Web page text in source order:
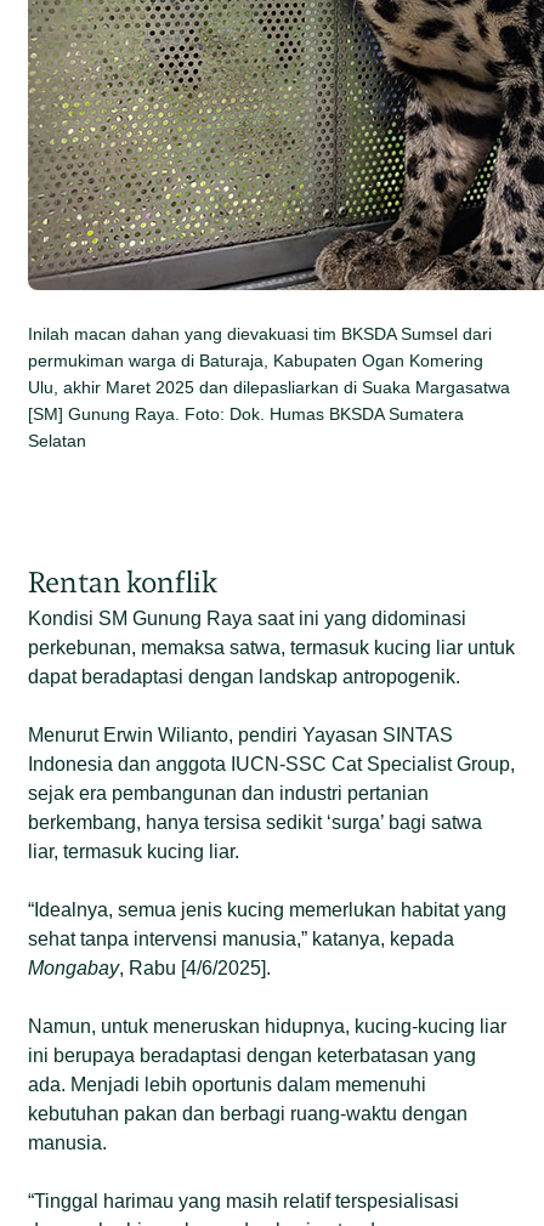
Inilah macan dahan yang dievakuasi tim BKSDA Sumsel dari
permukiman warga di Baturaja, Kabupaten Ogan Komering
Ulu, akhir Maret 2025 dan dilepasliarkan di Suaka Margasatwa
[SM] Gunung Raya. Foto: Dok. Humas BKSDA Sumatera
Selatan
Rentan konflik
Kondisi SM Gunung Raya saat ini yang didominasi
perkebunan, memaksa satwa, termasuk kucing liar untuk
dapat beradaptasi dengan landskap antropogenik.
Menurut Erwin Wilianto, pendiri Yayasan SINTAS
Indonesia dan anggota IUCN-SSC Cat Specialist Group,
sejak era pembangunan dan industri pertanian
berkembang, hanya tersisa sedikit ‘surga’ bagi satwa
liar, termasuk kucing liar.
“Idealnya, semua jenis kucing memerlukan habitat yang
sehat tanpa intervensi manusia,” katanya, kepada
Mongabay, Rabu [4/6/2025].
Namun, untuk meneruskan hidupnya, kucing-kucing liar
ini berupaya beradaptasi dengan keterbatasan yang
ada. Menjadi lebih oportunis dalam memenuhi
kebutuhan pakan dan berbagi ruang-waktu dengan
manusia.
“Tinggal harimau yang masih relatif terspesialisasi